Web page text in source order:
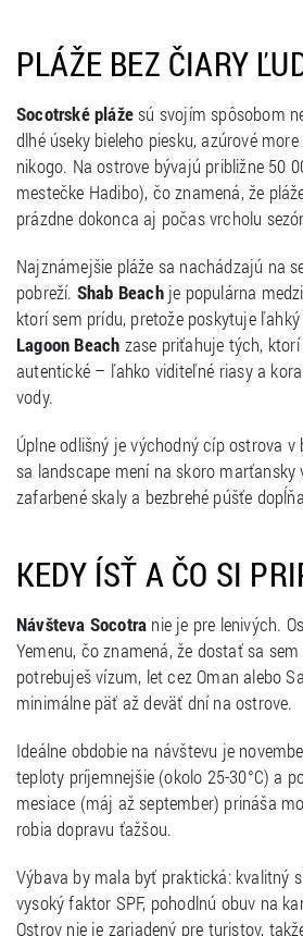
PLÁŽE BEZ ČIARY
Socotrské plážesú svojím spôsobom
dlhé úseky bieleho piesku, azúrové
nikogo. Na ostrove bývajú približne 50
mestečke Hadibo), čo znamená, že
prázdne dokonca aj počas vrcholu
Najznámejšie pláže sa nachádzajú na
pobreží. Shab Beachje populárna
ktorí sem prídu, pretože poskytuje
Lagoon Beach zase priťahuje tých,
autentické – ľahko viditeľné riasy a
vody.
Úplne odlišný je východný cíp ostrova v
sa landscape mení na skoro
zafarbené skaly a bezbrehé púšťe
KEDY ÍSŤ A ČO SI
Návšteva Socotra nie je pre lenivých.
Yemenu, čo znamená, že dostať sa
potrebuješ vízum, let cez Oman alebo
minimálne päť až deväť dní na ostrove.
Ideálne obdobie na návštevu je
teploty príjemnejšie (okolo 25-30°C) a
mesiace (máj až september) prináša
robia dopravu ťažšou.
Výbava by mala byť praktická: kvalitný
vysoký faktor SPF, pohodlnú obuv na
Ostrov nie je zariadený pre turistov,